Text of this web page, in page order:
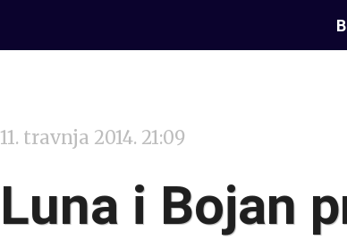
11. travnja 2014. 21:09
Luna i Bojan